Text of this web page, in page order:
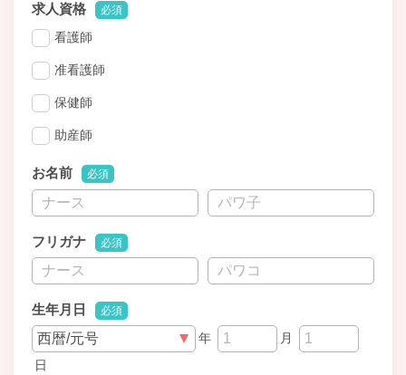
求人資格 必須
看護師
准看護師
保健師
助産師
お名前 必須
フリガナ 必須
生年月日 必須
年
月
日